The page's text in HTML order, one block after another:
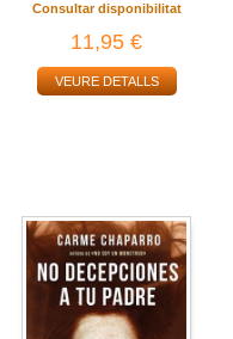
Consultar disponibilitat
11,95 €
VEURE DETALLS